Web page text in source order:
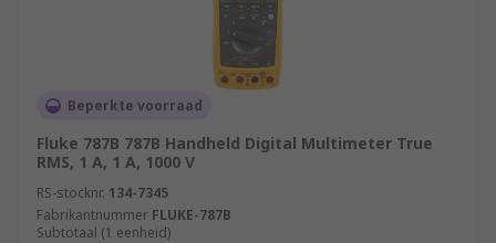
Beperkte voorraad
Fluke 787B 787B Handheld Digital Multimeter True
RMS, 1 A, 1 A, 1000 V
RS-stocknr. 134-7345
Fabrikantnummer FLUKE-787B
Subtotaal (1 eenheid)